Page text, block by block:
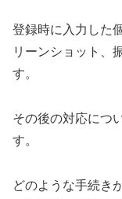
登録時に入力した
リーンショット、
す。
その後の対応につ
す。
どのような手続き